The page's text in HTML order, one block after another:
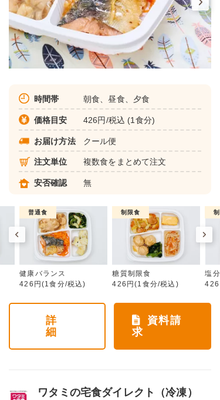
時間帯 朝食、昼食、夕食
価格目安 426円/税込 (1食分)
お届け方法 クール便
注文単位 複数食をまとめて注文
安否確認 無
普通食
健康バランス
426円(1食分/税込)
制限食
糖質制限食
426円(1食分/税込)
塩
詳
細
資料請
求
ワタミの宅食ダイレクト（冷凍）